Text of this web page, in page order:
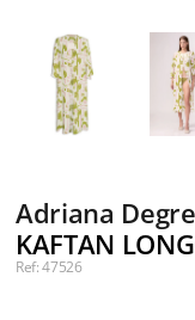
Adriana
KAFTAN
Ref: 47526